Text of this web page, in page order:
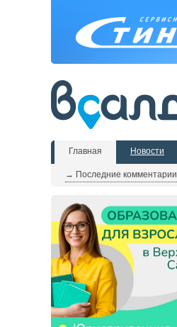
Главная
→ Последние комментарии
Новости